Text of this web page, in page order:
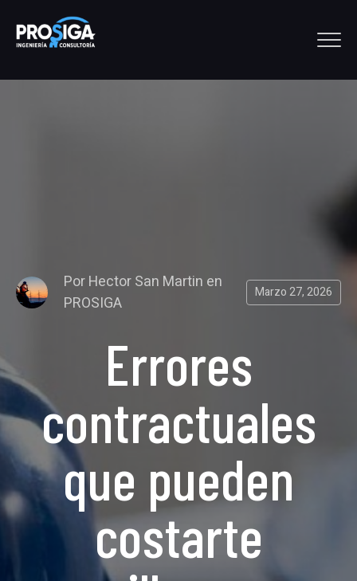
PorHector San Martin en
PROSIGA
Marzo 27, 2026
Errores
contractuales
que pueden
costarte